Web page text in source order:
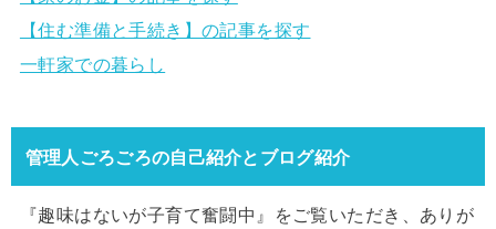
【住む準備と手続き】の記事を探す
一軒家での暮らし
管理人ごろごろの自己紹介とブログ紹介
『趣味はないが子育て奮闘中』をご覧いただき、ありが